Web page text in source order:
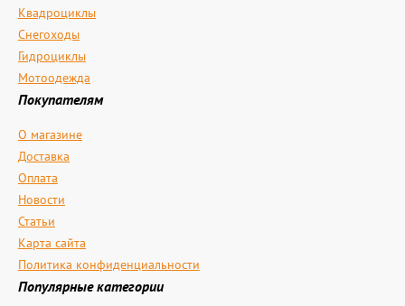
Квадроциклы
Снегоходы
Гидроциклы
Мотоодежда
Покупателям
О магазине
Доставка
Оплата
Новости
Статьи
Карта сайта
Политика конфиденциальности
Популярные категории